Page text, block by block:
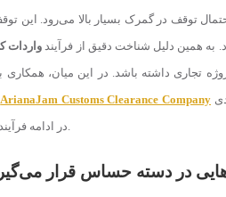
توقف در گمرک بسیار بالا می‌رود. این
به همین دلیل شناخت دقیق از فرآیند واردات
تجاری داشته باشد. در این میان، همکاری
حرفه‌ای مانندArianaJam Customs Clearance Company
در ادامه فرآیند جلوگیری کنند.
در دسته حساس قرار